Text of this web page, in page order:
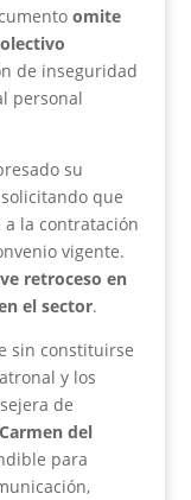
omite
de inseguridad
personal
su
que
la contratación
vigente.
retroceso en
el sector.
sin constituirse
y los
de
del
para